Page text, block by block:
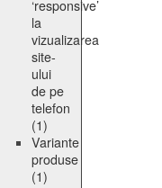
‘responsive’
la
vizualizarea
site-
ului
de pe
telefon
(1)
Variante
produse
(1)